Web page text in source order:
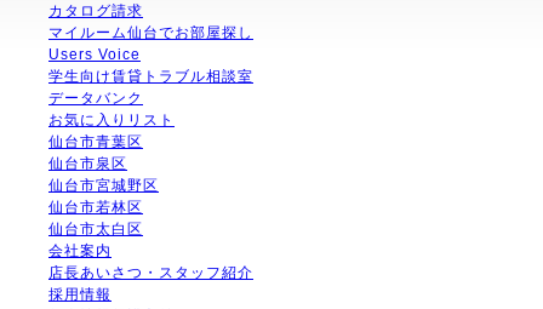
カタログ請求
マイルーム仙台でお部屋探し
Users Voice
学生向け賃貸トラブル相談室
データバンク
お気に入りリスト
仙台市青葉区
仙台市泉区
仙台市宮城野区
仙台市若林区
仙台市太白区
会社案内
店長あいさつ・スタッフ紹介
採用情報